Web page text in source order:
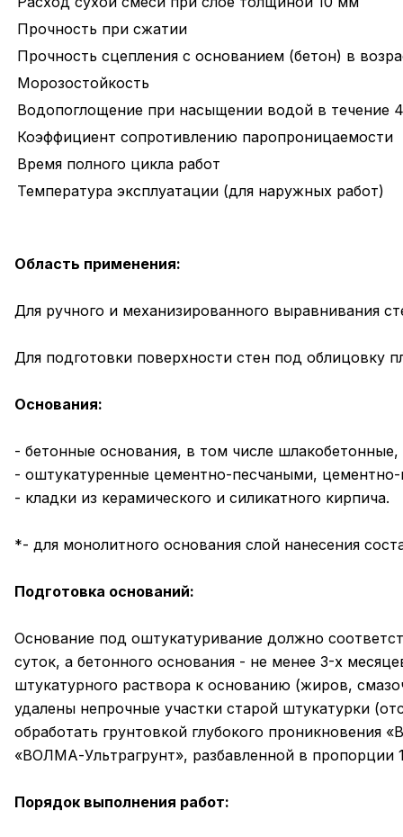
Прочность при сжатии
Прочность сцепления с основанием (бетон) в
Морозостойкость
Водопоглощение при насыщении водой в течение
Коэффициент сопротивлению паропроницаемости
Время полного цикла работ
Температура эксплуатации (для наружных работ)
Область применения:
Для ручного и механизированного выравнивания
Для подготовки поверхности стен под облицовку
Основания:
- бетонные основания, в том числе
- оштукатуренные цементно-песчаными,
- кладки из керамического и силикатного кирпича.
*- для монолитного основания слой нанесения
Подготовка оснований:
Основание под оштукатуривание должно
суток, а бетонного основания - не менее 3-х
штукатурного раствора к основанию (жиров,
удалены непрочные участки старой штукатурки
обработать грунтовкой глубокого
«ВОЛМА-Ультрагрунт», разбавленной в пропорции
Порядок выполнения работ: